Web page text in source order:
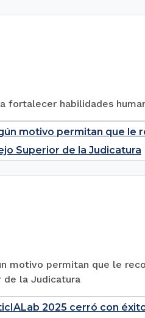
fortalecer habilidades
motivo permitan que le
Superior de la Judicatura
motivo permitan que le
de la Judicatura
2025 cerró con